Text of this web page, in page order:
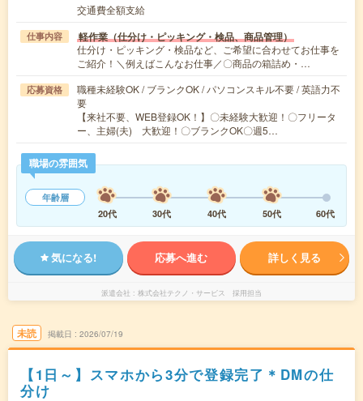
交通費全額支給
仕事内容 軽作業（仕分け・ピッキング・検品、商品管理）
仕分け・ピッキング・検品など、ご希望に合わせてお仕事を
ご紹介！＼例えばこんなお仕事／〇商品の箱詰め・…
応募資格
職種未経験OK / ブランクOK / パソコンスキル不要 / 英語力不
要
【来社不要、WEB登録OK！】〇未経験大歓迎！〇フリータ
ー、主婦(夫) 大歓迎！〇ブランクOK〇週5…
職場の雰囲気
年齢層
20代
30代 40代 50代 60代
気になる! 応募へ進む 詳しく見る
派遣会社 株式会社テクノ・サービス 採用担当
未読 掲載日 2026/07/19
【1日～】スマホから3分で登録完了＊DMの仕
分け